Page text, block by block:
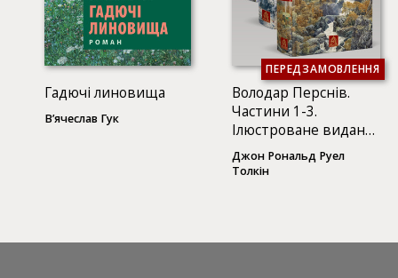
Гадючі линовища
В’ячеслав Гук
ПЕРЕДЗАМОВЛЕННЯ
Володар Перснів.
Частини 1-3.
Ілюстроване видання
(3 КНИГИ)
Джон Рональд Руел
Толкін